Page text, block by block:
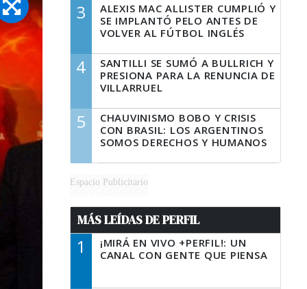
3
ALEXIS MAC ALLISTER CUMPLIÓ Y
SE IMPLANTÓ PELO ANTES DE
VOLVER AL FÚTBOL INGLÉS
4
SANTILLI SE SUMÓ A BULLRICH Y
PRESIONA PARA LA RENUNCIA DE
VILLARRUEL
5
CHAUVINISMO BOBO Y CRISIS
CON BRASIL: LOS ARGENTINOS
SOMOS DERECHOS Y HUMANOS
Espacio Publicitario
MÁS LEÍDAS DE PERFIL
1
¡MIRÁ EN VIVO +PERFIL!: UN
CANAL CON GENTE QUE PIENSA